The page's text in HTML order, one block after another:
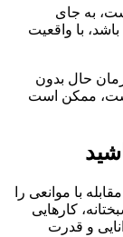
به جای
با واقعیت
حال بدون
است، ممکن است
با موانعی را
کارهایی
و قدرت